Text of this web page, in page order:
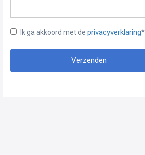
Ik ga akkoord met de privacyverklaring*
Verzenden